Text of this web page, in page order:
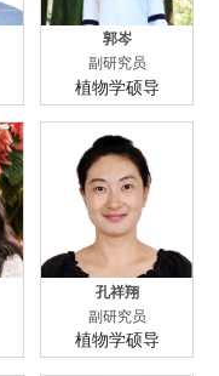
郭岑
副研究员
植物学硕导
孔祥翔
副研究员
植物学硕导